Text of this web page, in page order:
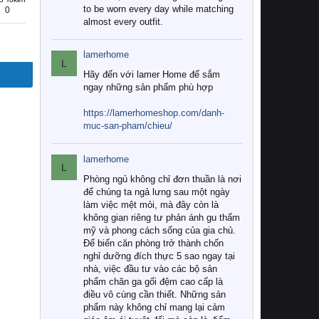
0
to be worn every day while matching
almost every outfit.
L
lamerhome
Hãy đến với lamer Home để sắm
ngay những sản phẩm phù hợp
https://lamerhomeshop.com/danh-
muc-san-pham/chieu/
L
lamerhome
Phòng ngủ không chỉ đơn thuần là nơi
để chúng ta ngả lưng sau một ngày
làm việc mệt mỏi, mà đây còn là
không gian riêng tư phản ánh gu thẩm
mỹ và phong cách sống của gia chủ.
Để biến căn phòng trở thành chốn
nghỉ dưỡng đích thực 5 sao ngay tại
nhà, việc đầu tư vào các bộ sản
phẩm chăn ga gối đệm cao cấp là
điều vô cùng cần thiết. Những sản
phẩm này không chỉ mang lại cảm